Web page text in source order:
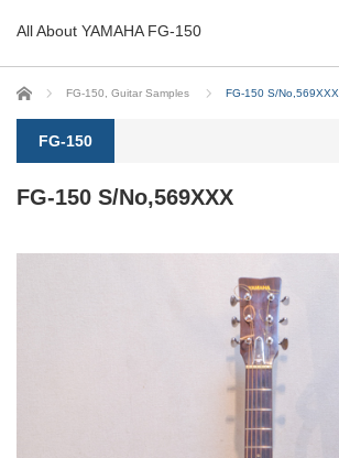
All About YAMAHA FG-150
ホーム FG-150 Guitar Samples FG-150 S/No,569XXX
FG-150
FG-150 S/No,569XXX